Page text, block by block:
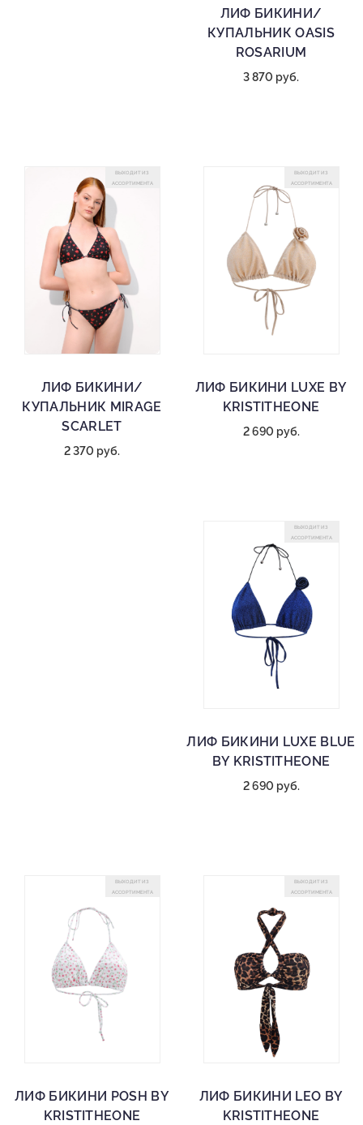
ЛИФ БИКИНИ/
КУПАЛЬНИК OASIS
ROSARIUM
3 870 руб.
ВЫХОДИТ ИЗ
АССОРТИМЕНТА
ЛИФ БИКИНИ/
КУПАЛЬНИК MIRAGE
SCARLET
2 370 руб.
ВЫХОДИТ ИЗ
АССОРТИМЕНТА
ЛИФ БИКИНИ LUXE BY
KRISTITHEONE
2 690 руб.
ВЫХОДИТ ИЗ
АССОРТИМЕНТА
ЛИФ БИКИНИ LUXE BLUE
BY KRISTITHEONE
2 690 руб.
ВЫХОДИТ ИЗ
АССОРТИМЕНТА
ЛИФ БИКИНИ POSH BY
KRISTITHEONE
ВЫХОДИТ ИЗ
АССОРТИМЕНТА
ЛИФ БИКИНИ LEO BY
KRISTITHEONE